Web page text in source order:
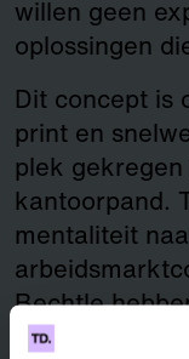
willen geen
oplossingen
Dit concept is
print en
plek
kantoorpand.
mentaliteit
Bechtle
wordt